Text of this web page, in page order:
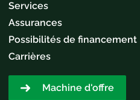
Services
Assurances
Possibilités de financement
Carrières
Machine d'offre